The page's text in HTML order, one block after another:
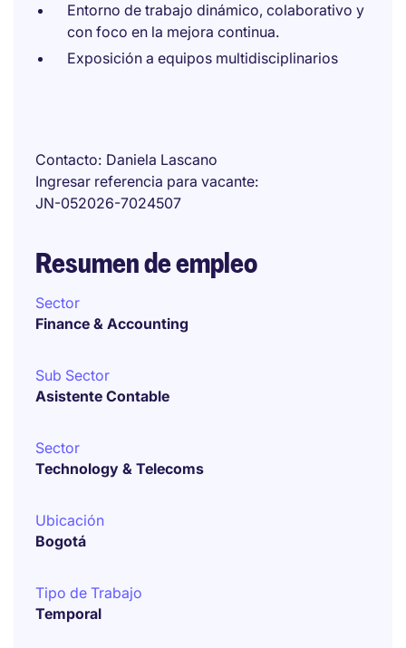
Entorno de trabajo dinámico, colaborativo y
con foco en la mejora continua.
Exposición a equipos multidisciplinarios
Contacto Daniela Lascano
Ingresar referencia para vacante
JN-052026-7024507
Resumen de empleo
Sector
Finance & Accounting
Sub Sector
Asistente Contable
Sector
Technology & Telecoms
Ubicación
Bogotá
Tipo de Trabajo
Temporal